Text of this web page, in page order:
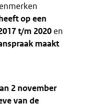
op een
t/m 2020 en
maakt
2 november
van de